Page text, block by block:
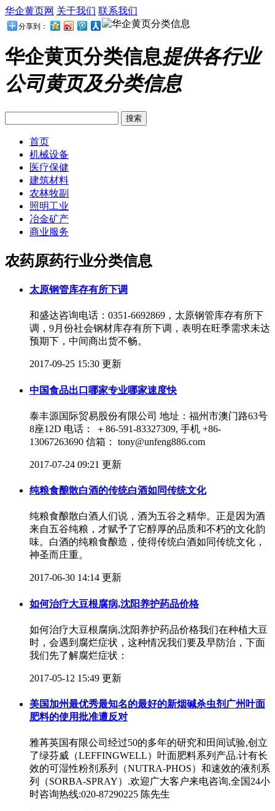
华企黄页网 关于我们 联系我们
分享到：
华企黄页分类信息提供各行业
公司黄页及分类信息
首页
机械设备
医疗保健
建筑材料
农林牧副
照明工业
冶金矿产
商业服务
农药原药行业分类信息
太原钢管库存有所下调
和盛达咨询电话：0351-6692869，太原钢管库存有所下
调，9月份社会钢材库​存有所下调，表明在旺季需求未达
预期下，中间商出货不畅。
2017-09-25 15:30 更新
中国食品出口哪家专业哪家速度快
泰丰源国际贸易股份有限公司 地址：福州市澳门路63号
8座12D 电话： ＋86-591-83327309, 手机 +86-
13067263690 信箱： tony@unfeng886.com
2017-07-24 09:21 更新
纯粮食酿散白酒的传统白酒如同传统文化
纯粮食酿散白酒人们说，酒为五谷之精华。正是因为酒
来自五谷纯粮，才赋予了它醇厚的品质和不朽的文化韵
味。白酒的纯粮食酿造，使得传统白酒如同传统文化，
神圣而庄重。
2017-06-30 14:14 更新
如何治疗大豆根腐病,沈阳养护药品价格​
如何治疗大豆根腐病,沈阳养护药品价格​ 我们在种植大豆
时，会遇到腐烂症状，这种情况我们要及早防治，下面
我们先了解腐烂症状：
2017-05-12 15:49 更新
美国加州最优秀最知名的最好的新烟碱杀虫剂广州叶面
肥料的使用批准遭反对
雅苒英国有限公司经过50的多年的研究和田间试验,创立
了绿芬威（LEFFINGWELL）叶面肥料系列产品.计有长
效的可湿性粉剂系列（NUTRA-PHOS）和速效的液剂系
列（SORBA-SPRAY）.欢迎广大客户来电咨询,全国24小
时咨询热线:020-87290225 陈先生